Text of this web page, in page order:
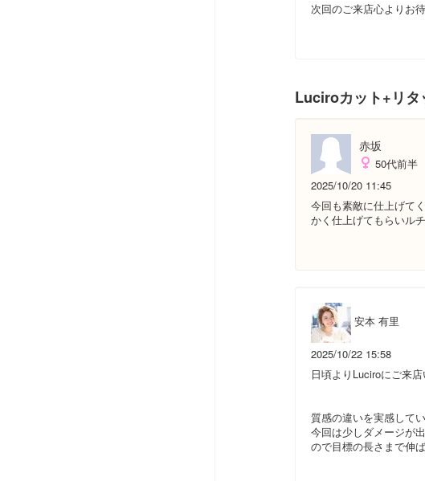
次回のご来店心よりお
Luciroカット+リ
赤坂
50代前半
2025/10/20 11:45
今回も素敵に仕上げて
かく仕上げてもらいル
安本 有里
2025/10/22 15:58
日頃よりLuciroにご来
質感の違いを実感して
今回は少しダメージが
ので目標の長さまで伸